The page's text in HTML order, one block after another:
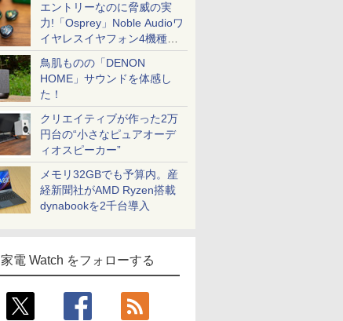
エントリーなのに脅威の実
力!「Osprey」Noble Audioワ
イヤレスイヤフォン4機種を
一気に聴く
鳥肌ものの「DENON
HOME」サウンドを体感し
た！
クリエイティブが作った2万
円台の“小さなピュアオーデ
ィオスピーカー”
メモリ32GBでも予算内。産
経新聞社がAMD Ryzen搭載
dynabookを2千台導入
家電 Watch をフォローする